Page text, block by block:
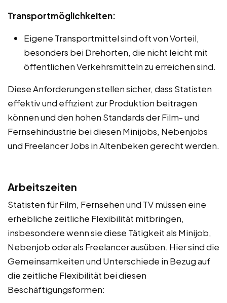
Transportmöglichkeiten:
Eigene Transportmittel sind oft von Vorteil,
besonders bei Drehorten, die nicht leicht mit
öffentlichen Verkehrsmitteln zu erreichen sind.
Diese Anforderungen stellen sicher, dass Statisten
effektiv und effizient zur Produktion beitragen
können und den hohen Standards der Film- und
Fernsehindustrie bei diesen Minijobs, Nebenjobs
und Freelancer Jobs in Altenbeken gerecht werden.
Arbeitszeiten
Statisten für Film, Fernsehen und TV müssen eine
erhebliche zeitliche Flexibilität mitbringen,
insbesondere wenn sie diese Tätigkeit als Minijob,
Nebenjob oder als Freelancer ausüben. Hier sind die
Gemeinsamkeiten und Unterschiede in Bezug auf
die zeitliche Flexibilität bei diesen
Beschäftigungsformen: